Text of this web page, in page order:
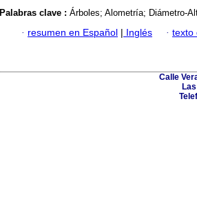
Palabras clave : Árboles; Alometría; Diámetro-
· resumen en Español | Inglés · texto
Calle